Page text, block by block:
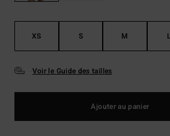
XS S M L
Voir le Guide des tailles
Ajouter au panier